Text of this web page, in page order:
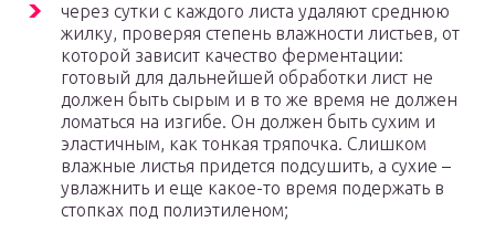
через сутки с каждого листа удаляют среднюю
жилку, проверяя степень влажности листьев, от
которой зависит качество ферментации:
готовый для дальнейшей обработки лист не
должен быть сырым и в то же время не должен
ломаться на изгибе. Он должен быть сухим и
эластичным, как тонкая тряпочка. Слишком
влажные листья придется подсушить, а сухие –
увлажнить и еще какое-то время подержать в
стопках под полиэтиленом;